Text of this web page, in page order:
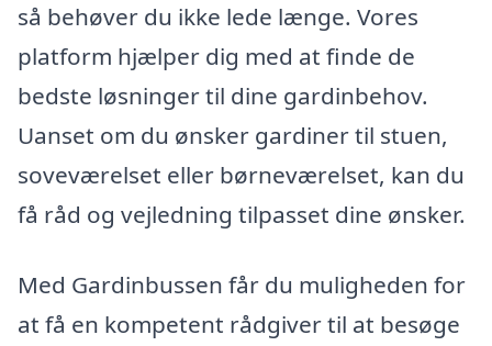
så behøver du ikke lede længe. Vores
platform hjælper dig med at finde de
bedste løsninger til dine gardinbehov.
Uanset om du ønsker gardiner til stuen,
soveværelset eller børneværelset, kan du
få råd og vejledning tilpasset dine ønsker.
Med Gardinbussen får du muligheden for
at få en kompetent rådgiver til at besøge